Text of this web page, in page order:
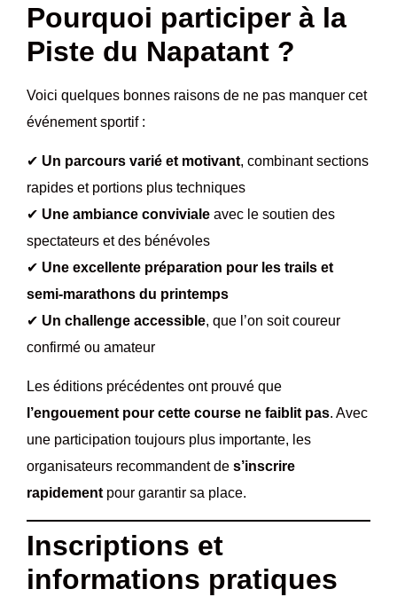
Pourquoi participer à la
Piste du Napatant ?
Voici quelques bonnes raisons de ne pas manquer cet
événement sportif :
✔ Un parcours varié et motivant, combinant sections
rapides et portions plus techniques
✔ Une ambiance conviviale avec le soutien des
spectateurs et des bénévoles
✔ Une excellente préparation pour les trails et
semi-marathons du printemps
✔ Un challenge accessible, que l’on soit coureur
confirmé ou amateur
Les éditions précédentes ont prouvé que
l’engouement pour cette course ne faiblit pas. Avec
une participation toujours plus importante, les
organisateurs recommandent de s’inscrire
rapidement pour garantir sa place.
Inscriptions et
informations pratiques